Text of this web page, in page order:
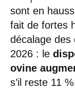
sont en
fait de fortes
décalage des
2026 : le
ovine
s’il reste 11